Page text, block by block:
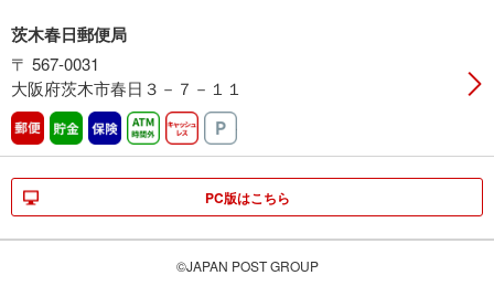
茨木春日郵便局
〒 567-0031
大阪府茨木市春日３－７－１１
郵便 貯金 保険 ATM時間外キャッシュレス
PC版はこちら
©JAPAN POST GROUP